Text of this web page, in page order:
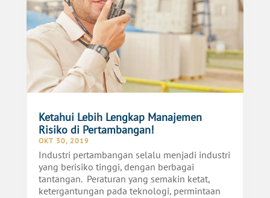
Ketahui Lebih Lengkap Manajemen
Risiko di Pertambangan!
OKT 30, 2019
Industri pertambangan selalu menjadi industri
yang berisiko tinggi, dengan berbagai
tantangan. Peraturan yang semakin ketat,
ketergantungan pada teknologi, permintaan